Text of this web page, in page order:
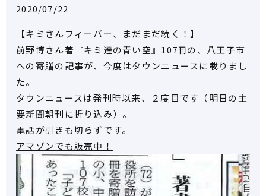
2020/07/22
【キミさんフィーバー、まだまだ続く！】
前野博さん著『キミ達の青い空』107冊の、八王子市
への寄贈の記事が、今度はタウンニュースに載りまし
た。
タウンニュースは発刊時以来、２度目です（明日の主
要新聞朝刊に折り込み）。
電話が引きも切らずです。
アマゾンでも販売中！